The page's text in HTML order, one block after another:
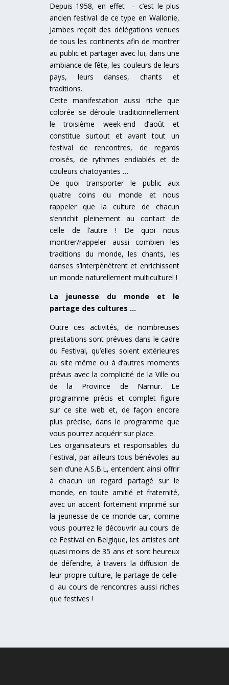
Depuis 1958, en effet – c’est le plus
ancien festival de ce type en Wallonie,
Jambes reçoit des délégations venues
de tous les continents afin de montrer
au public et partager avec lui, dans une
ambiance de fête, les couleurs de leurs
pays, leurs danses, chants et
traditions.
Cette manifestation aussi riche que
colorée se déroule traditionnellement
le troisième week-end d’août et
constitue surtout et avant tout un
festival de rencontres, de regards
croisés, de rythmes endiablés et de
couleurs chatoyantes …
De quoi transporter le public aux
quatre coins du monde et nous
rappeler que la culture de chacun
s’enrichit pleinement au contact de
celle de l’autre ! De quoi nous
montrer/rappeler aussi combien les
traditions du monde, les chants, les
danses s’interpénètrent et enrichissent
un monde naturellement multiculturel !
La jeunesse du monde et le
partage des cultures …
Outre ces activités, de nombreuses
prestations sont prévues dans le cadre
du Festival, qu’elles soient extérieures
au site même ou à d’autres moments
prévus avec la complicité de la Ville ou
de la Province de Namur. Le
programme précis et complet figure
sur ce site web et, de façon encore
plus précise, dans le programme que
vous pourrez acquérir sur place.
Les organisateurs et responsables du
Festival, par ailleurs tous bénévoles au
sein d’une A.S.B.L, entendent ainsi offrir
à chacun un regard partagé sur le
monde, en toute amitié et fraternité,
avec un accent fortement imprimé sur
la jeunesse de ce monde car, comme
vous pourrez le découvrir au cours de
ce Festival en Belgique, les artistes ont
quasi moins de 35 ans et sont heureux
de défendre, à travers la diffusion de
leur propre culture, le partage de celle-
ci au cours de rencontres aussi riches
que festives !